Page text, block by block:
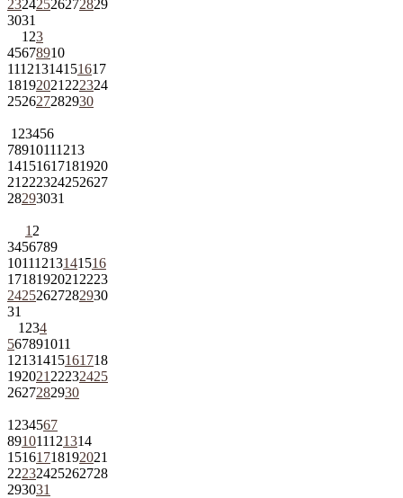
23242526272829
3031
1 23
45678910
11121314151617
18192021 222324
252627282930
1 23456
78910111213
14151617181920
21 222324252627
28293031
1 2
3456789
10111213141516
1718192021 2223
24252627282930
31
1 234
567891011
12131415161718
192021 22232425
2627282930
1 234567
891011121314
15161718192021
22232425262728
293031